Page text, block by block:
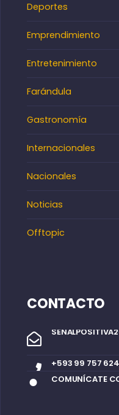
Deportes
Emprendimiento
Entretenimiento
Farándula
Gastronomía
Internacionales
Nacionales
Noticias
Offtopic
CONTACTO
+593 99 757
COMUNÍCATE